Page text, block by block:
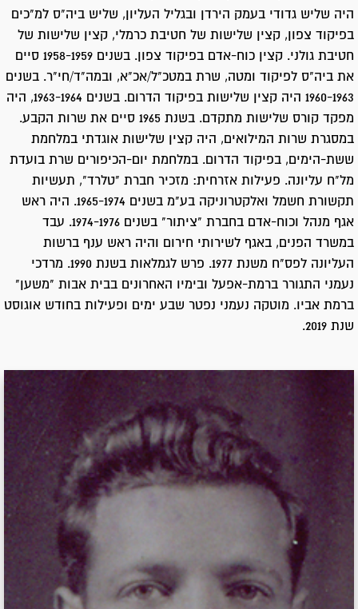
היה שליש גדודי בעמק הירדן ובגליל העליון, שליש ביה"ס למ"כים
בפיקוד צפון, קצין שלישות של חטיבת כרמלי, קצין שלישות של
חטיבת גולני. קצין כוח-אדם בפיקוד צפון. בשנים 1958-1959 סיים
את ביה"ס לפיקוד ומטה, שרת במטכ"ל/אכ"א, ובמה"ד/חי"ר. בשנים
1960-1963 היה קצין שלישות בפיקוד הדרום. בשנים 1963-1964, היה
מפקד קורס שלישות מתקדם. בשנת 1965 סיים את שרות הקבע.
במסגרת שרות המילואים, היה קצין שלישות אוגדתי במלחמת
ששת-הימים, בפיקוד הדרום. במלחמת יום-הכיפורים שרת בועדת
מל"ח עליונה. פעילות אזרחית: מזכיר חברת "טלרד", תעשיות
תקשורת חשמל ואלקטרוניקה בע"מ בשנים 1965-1974. היה ראש
אגף מנהל וכוח-אדם בחברת "ציתור" בשנים 1974-1976. עבד
במשרד הפנים, באגף לשירותי חירום והיה ראש ענף ברשות
העליונה לפס"ח משנת 1977. פרש לגמלאות בשנת 1990. מרדכי
נעמני התגורר ברמת-אפעל ובימיו האחרונים בבית אבות "משען"
ברמת אביו. מוטקה נעמני נפטר שבע ימים ופעילות בחודש אוגוסט
שנת 2019.